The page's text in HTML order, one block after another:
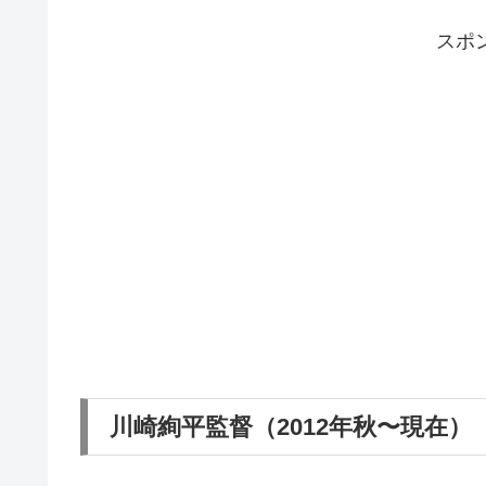
スポ
川崎絢平監督（2012年秋〜現在）